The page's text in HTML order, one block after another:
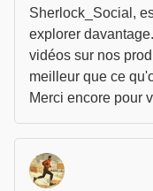
Sherlock_Social,
explorer
vidéos sur nos
meilleur que ce
Merci encore pour